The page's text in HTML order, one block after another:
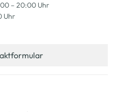
– 20:00 Uhr
Uhr